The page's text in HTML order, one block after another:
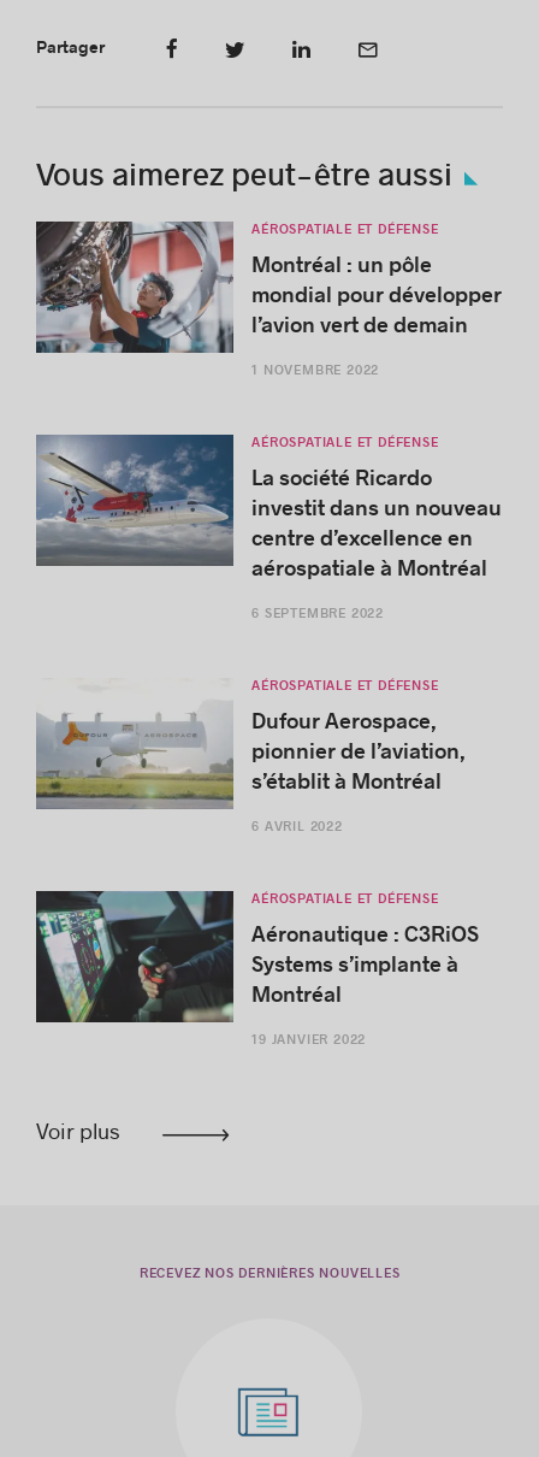
Partager
Vous aimerez peut-être aussi
AÉROSPATIALE ET DÉFENSE
Montréal : un pôle
mondial pour développer
l’avion vert de demain
1 NOVEMBRE 2022
AÉROSPATIALE ET DÉFENSE
La société Ricardo
investit dans un nouveau
centre d’excellence en
aérospatiale à Montréal
6 SEPTEMBRE 2022
AÉROSPATIALE ET DÉFENSE
Dufour Aerospace,
pionnier de l’aviation,
s’établit à Montréal
6 AVRIL 2022
AÉROSPATIALE ET DÉFENSE
Aéronautique : C3RiOS
Systems s’implante à
Montréal
19 JANVIER 2022
Voir plus
RECEVEZ NOS DERNIÈRES NOUVELLES